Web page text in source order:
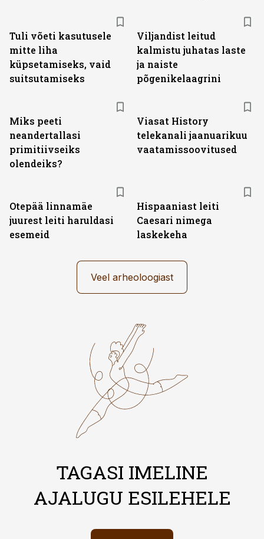
Tuli võeti kasutusele
mitte liha
küpsetamiseks, vaid
suitsutamiseks
Viljandist leitud
kalmistu juhatas laste
ja naiste
põgenikelaagrini
Miks peeti
neandertallasi
primitiivseiks
olendeiks?
Viasat History
telekanali jaanuarikuu
vaatamissoovitused
Otepää linnamäe
juurest leiti haruldasi
esemeid
Hispaaniast leiti
Caesari nimega
laskekeha
Veel arheoloogiast
TAGASI IMELINE
AJALUGU ESILEHELE